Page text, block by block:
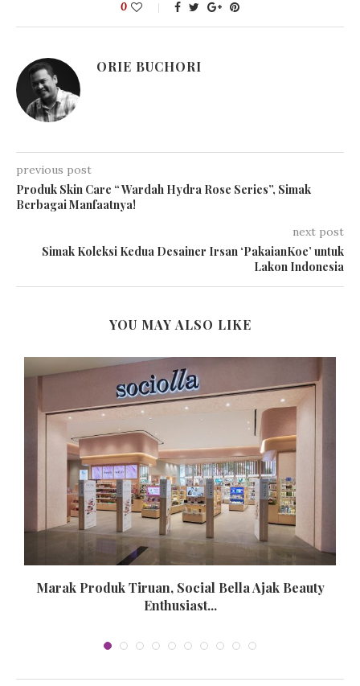
0
ORIE BUCHORI
previous post
Produk Skin Care “ Wardah Hydra Rose Series”, Simak
Berbagai Manfaatnya!
next post
Simak Koleksi Kedua Desainer Irsan ‘PakaianKoe’ untuk
Lakon Indonesia
YOU MAY ALSO LIKE
Marak Produk Tiruan, Social Bella Ajak Beauty
Enthusiast...